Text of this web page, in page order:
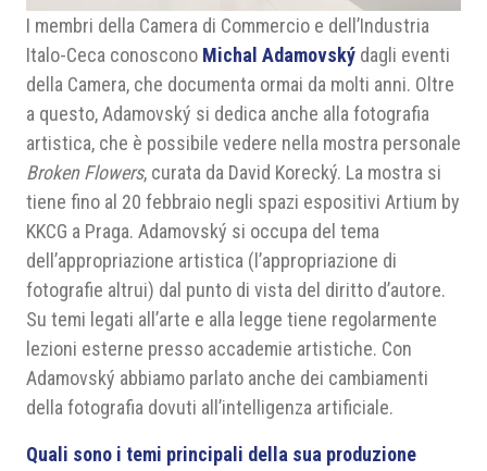
I membri della Camera di Commercio e dell’Industria
Italo-Ceca conoscono Michal Adamovský dagli eventi
della Camera, che documenta ormai da molti anni. Oltre
a questo, Adamovský si dedica anche alla fotografia
artistica, che è possibile vedere nella mostra personale
Broken Flowers, curata da David Korecký. La mostra si
tiene fino al 20 febbraio negli spazi espositivi Artium by
KKCG a Praga. Adamovský si occupa del tema
dell’appropriazione artistica (l’appropriazione di
fotografie altrui) dal punto di vista del diritto d’autore.
Su temi legati all’arte e alla legge tiene regolarmente
lezioni esterne presso accademie artistiche. Con
Adamovský abbiamo parlato anche dei cambiamenti
della fotografia dovuti all’intelligenza artificiale.
Quali sono i temi principali della sua produzione